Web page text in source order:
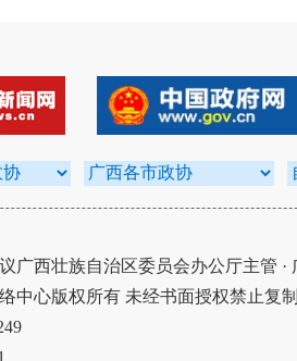
广西壮族自治区委员会办公厅主管 ·
中心版权所有 未经书面授权禁止复